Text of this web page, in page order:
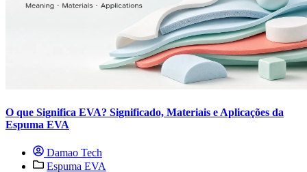
O que Significa EVA? Significado, Materiais e Aplicações da
Espuma EVA
Damao Tech
Espuma EVA